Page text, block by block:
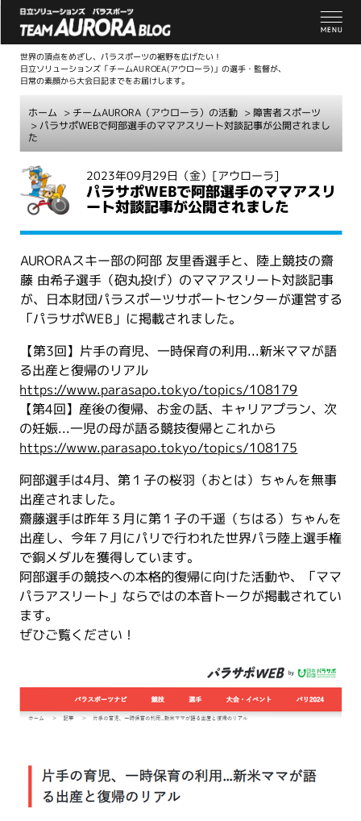
世界の頂点をめざし、パラスポーツの裾野を広げたい！
日立ソリューションズ「チームAUROEA(アウローラ)」の選手・監督が、
日常の素顔から大会日記までをお届けします。
ホーム > チームAURORA（アウローラ）の活動 >障害者スポーツ
> パラサポWEBで阿部選手のママアスリート対談記事が公開されまし
た
2023年09月29日（金） [アウローラ]
パラサポWEBで阿部選手のママアスリ
ート対談記事が公開されました
AURORAスキー部の阿部 友里香選手と、陸上競技の齋
藤 由希子選手（砲丸投げ）のママアスリート対談記事
が、日本財団パラスポーツサポートセンターが運営する
「パラサポWEB」に掲載されました。
【第3回】片手の育児、一時保育の利用...新米ママが語
る出産と復帰のリアル
https://www.parasapo.tokyo/topics/108179
【第4回】産後の復帰、お金の話、キャリアプラン、次
の妊娠...一児の母が語る競技復帰とこれから
https://www.parasapo.tokyo/topics/108175
阿部選手は4月、第１子の桜羽（おとは）ちゃんを無事
出産されました。
齋藤選手は昨年３月に第１子の千遥（ちはる）ちゃんを
出産し、今年７月にパリで行われた世界パラ陸上選手権
で銅メダルを獲得しています。
阿部選手の競技への本格的復帰に向けた活動や、「ママ
パラアスリート」ならではの本音トークが掲載されてい
ます。
ぜひご覧ください！